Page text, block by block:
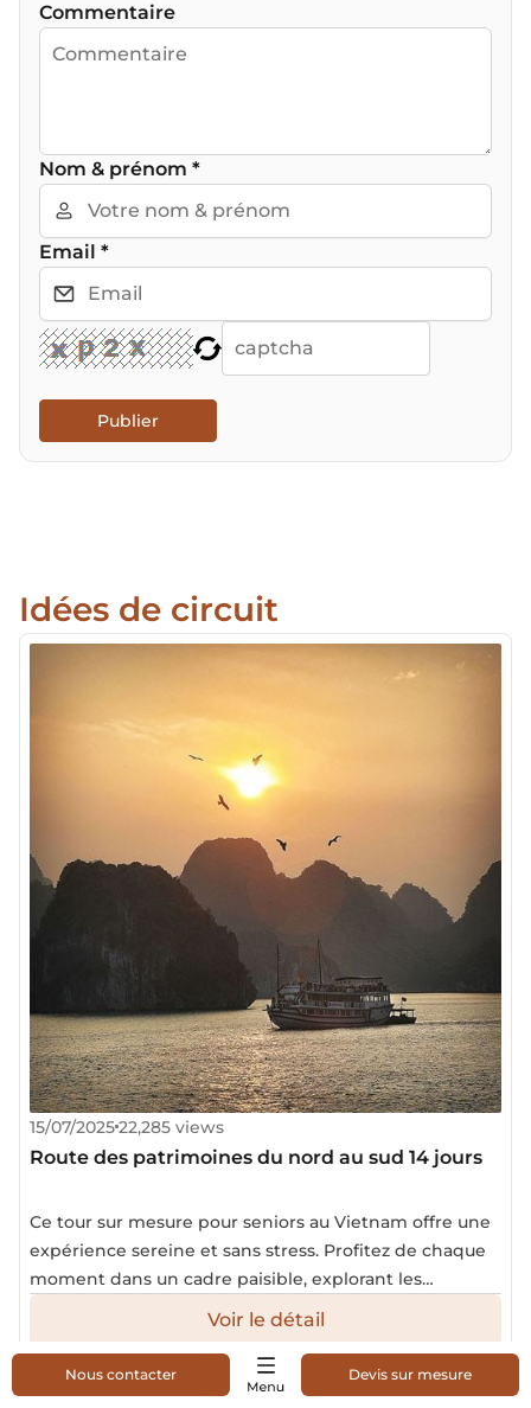
Commentaire
Nom & prénom *
Email *
Publier
Idées de circuit
15/07/202522,285 views
Route des patrimoines du nord au sud 14 jours
Ce tour sur mesure pour seniors au Vietnam offre une
expérience sereine et sans stress. Profitez de chaque
moment dans un cadre paisible, explorant les
paysages et la culture vietnamienne à un rythme
proches découvriront un Vietnam authentique et
riche, tout en étant confortablement pris en charge.
Voir le détail
Nous contacter Devis sur mesure